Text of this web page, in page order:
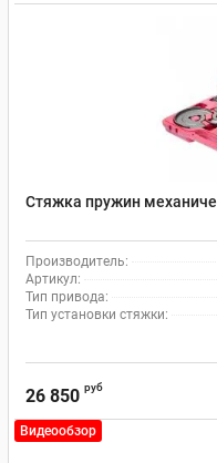
Стяжка пружин
Производитель:
Артикул:
Тип привода:
Тип установки стяжки:
26 850 руб
Видеообзор